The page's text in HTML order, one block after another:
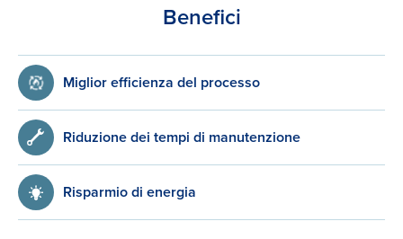
Benefici
Miglior efficienza del processo
Riduzione dei tempi di manutenzione
Risparmio di energia